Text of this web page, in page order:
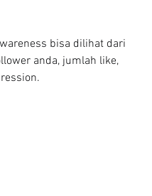
bisa dilihat dari
anda, jumlah like,